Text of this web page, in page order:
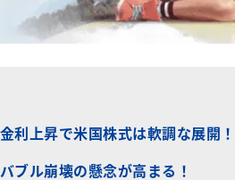
利上昇で米国株式は軟調な展開！
ブル崩壊の懸念が高まる！